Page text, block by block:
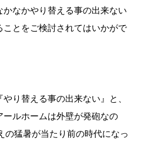
なかやり替える事の出来ない
とをご検討されてはいかがで
り替える事の出来ない』と、
ルホームは外壁が発砲なの
猛暑が当たり前の時代になっ